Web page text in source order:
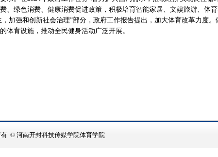
、绿色消费、健康消费促进政策，积极培育智能家居、文娱旅游、体育
加强和创新社会治理”部分，政府工作报告提出，加大体育改革力度。
体育设施，推动全民健身活动广泛开展。
有 © 河南开封科技传媒学院体育学院